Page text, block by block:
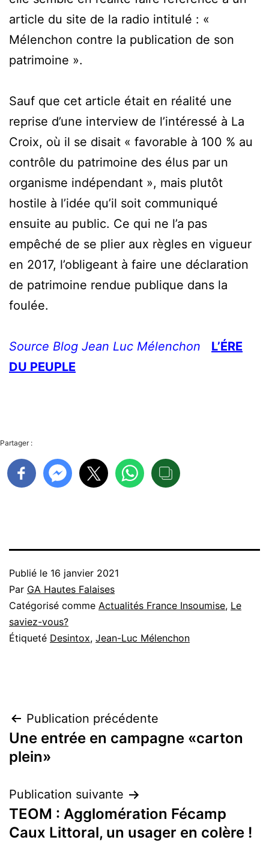
article du site de la radio intitulé : «
Mélenchon contre la publication de son
patrimoine‎ ».
Sauf que cet article était en réalité une
reprise d’une interview de l’intéressé à La
Croix, où il se disait « favorable à 100 % au
contrôle du patrimoine des élus par un
organisme indépendant », mais plutôt
hostile à l’idée qu’il soit communiqué
ensuite au public. Ce qui ne l’a pas
empêché de se plier aux règles en vigueur
en 2017, l’obligeant à faire une déclaration
de patrimoine rendue publique dans la
foulée.
Source Blog Jean Luc Mélenchon
L’ÉRE
DU PEUPLE
Partager :
Publié le 16 janvier 2021
Par GA Hautes Falaises
Catégorisé comme Actualités France Insoumise, Le
saviez-vous?
Étiqueté Desintox, Jean-Luc Mélenchon
Navigation
de
Publication précédente
Une entrée en campagne «carton
plein»
Publication suivante
TEOM : Agglomération Fécamp
Caux Littoral, un usager en colère !